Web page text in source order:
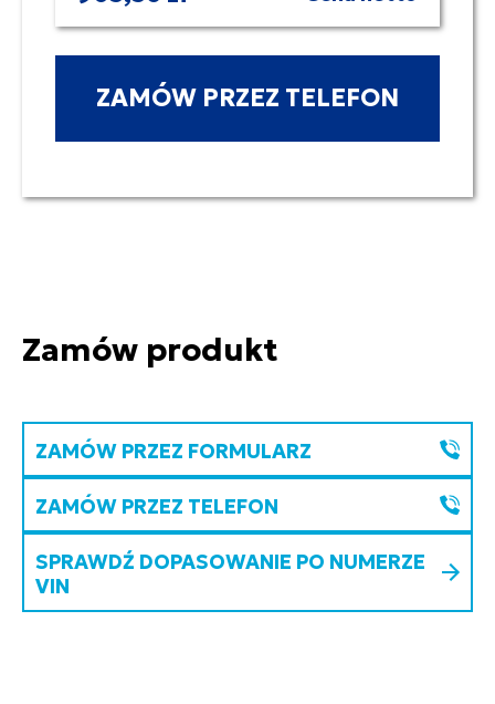
ZAMÓW PRZEZ TELEFON
Zamów produkt
ZAMÓW PRZEZ FORMULARZ
ZAMÓW PRZEZ TELEFON
SPRAWDŹ DOPASOWANIE PO NUMERZE
VIN